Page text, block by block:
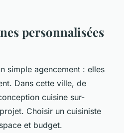
personnalisées
simple agencement : elles
Dans cette ville, de
cuisine sur-
Choisir un cuisiniste
et budget.